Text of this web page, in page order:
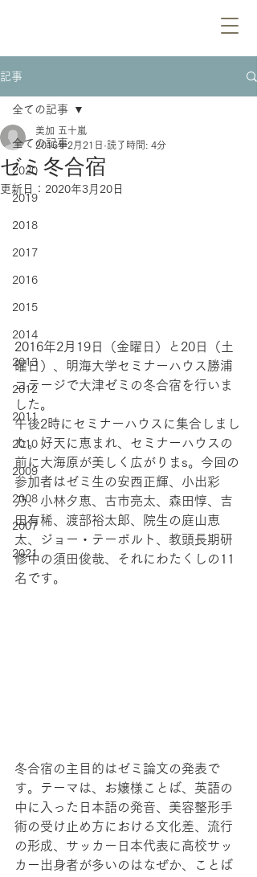
記事
全ての記事
2020
2019
2018
2017
2016
2015
2014
2013
2012
2011
2010
2009
2008
2007
2021
全ての記事
ゼミ冬合宿
美加 五十嵐
2016年2月21日 読了時間: 4分
更新日： 2020年3月20日
2016年2月19日（金曜日）と20日（土
曜日）、明海大学セミナーハウス勝浦
コテージで大津ゼミの冬合宿を行いま
した。
午後2時にセミナーハウスに集合しまし
た。好天に恵まれ、セミナーハウスの
前に大海原が美しく広がりまs。今回の
参加者はゼミ生の安西正輝、小出彩
乃、小林夕恵、古市亮太、森田惇、吉
田有稀、渡部裕太郎、院生の庭山恵
太、ジョー・テーボルト、教頭長期研
修中の須田俊哉、それにわたくしの11
名です。
冬合宿の主目的はゼミ論文の発表で
す。テーマは、お嬢様ことば、英語の
中に入った日本語の発音、美容整形手
術の受け止め方における文化差、流行
の形成、サッカー日本代表に高校サッ
カー出身者が多いのはなぜか、ことば